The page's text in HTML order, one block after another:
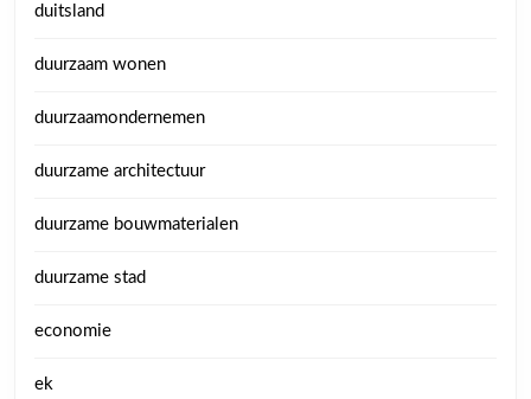
duitsland
duurzaam wonen
duurzaamondernemen
duurzame architectuur
duurzame bouwmaterialen
duurzame stad
economie
ek